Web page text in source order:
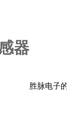
器
胜脉电子的